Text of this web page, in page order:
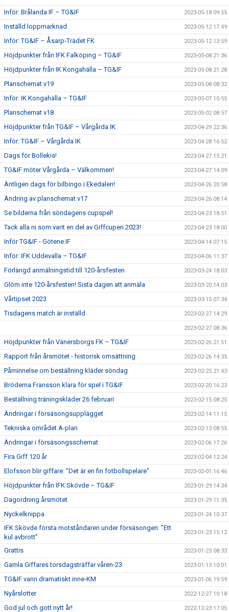
Inför: Brålanda IF – TG&IF 2023-05-18 09:55
Inställd loppmarknad 2023-05-12 17:49
Inför: TG&IF – Åsarp-Trädet FK 2023-05-12 13:59
Höjdpunkter från IFK Falköping – TG&IF 2023-05-08 21:36
Höjdpunkter från IK Kongahälla – TG&IF 2023-05-08 21:28
Planschemat v19 2023-05-08 08:32
Inför: IK Kongahälla – TG&IF 2023-05-07 10:55
Planschemat v18 2023-05-02 08:57
Höjdpunkter från TG&IF – Vårgårda IK 2023-04-29 22:36
Inför: TG&IF – Vårgårda IK 2023-04-28 16:52
Dags för Bollekis! 2023-04-27 15:21
TG&IF möter Vårgårda – Välkommen! 2023-04-27 14:09
Äntligen dags för bilbingo i Ekedalen! 2023-04-26 20:58
Ändring av planschemat v17 2023-04-26 08:14
Se bilderna från söndagens cupspel! 2023-04-23 18:51
Tack alla ni som varit en del av Giffcupen 2023! 2023-04-23 18:00
Inför TG&IF - Götene IF 2023-04-14 07:15
Inför: IFK Uddevalla – TG&IF 2023-04-06 11:37
Förlängd anmälningstid till 120-årsfesten 2023-03-24 18:03
Glöm inte 120-årsfesten! Sista dagen att anmäla 2023-03-20 14:03
Vårtipset 2023 2023-03-15 07:34
Tisdagens match är inställd 2023-02-27 14:29
2023-02-27 08:36
Höjdpunkter från Vänersborgs FK – TG&IF 2023-02-26 21:51
Rapport från årsmötet - historisk omsättning 2023-02-26 14:35
Påminnelse om beställning kläder söndag 2023-02-25 21:43
Bröderna Fransson klara för spel i TG&IF 2023-02-20 16:23
Beställning träningskläder 26 februari 2023-02-15 08:25
Ändringar i försäsongsupplägget 2023-02-14 11:15
Tekniska området A-plan 2023-02-13 08:55
Ändringar i försäsongsschemat 2023-02-06 17:26
Fira Giff 120 år 2023-02-04 12:24
Elofsson blir giffare: ”Det är en fin fotbollspelare” 2023-02-01 16:46
Höjdpunkter från IFK Skövde – TG&IF 2023-01-29 14:34
Dagordning årsmötet 2023-01-29 11:35
Nyckelknippa 2023-01-24 10:37
IFK Skövde första motståndaren under försäsongen: ”Ett
kul avbrott”
2023-01-23 15:12
Grattis 2023-01-23 08:33
Gamla Giffares torsdagsträffar våren-23 2023-01-13 10:01
TG&IF vann dramatiskt inne-KM 2023-01-06 19:59
Nyårslotter 2022-12-27 10:18
God jul och gott nytt år! 2022-12-23 17:05